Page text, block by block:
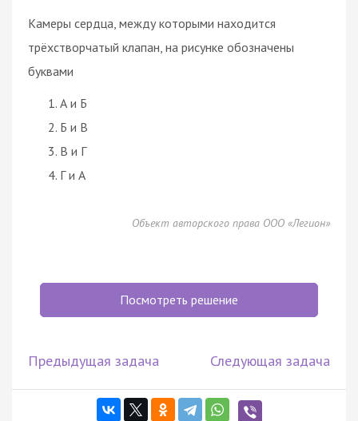
Камеры сердца, между которыми находится
трёхстворчатый клапан, на рисунке обозначены
буквами
А и Б
Б и В
В и Г
Г и А
Объект авторского права ООО «Легион»
Посмотреть решение
Предыдущая задача Следующая задача